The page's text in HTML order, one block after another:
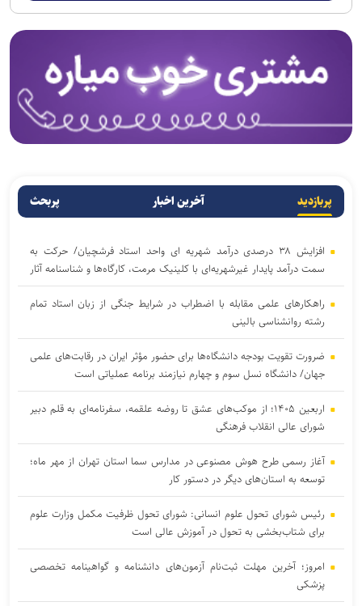
پربازدید آخرین اخبار پربحث
افزایش ۳۸ درصدی درآمد شهریه ای واحد استاد فرشچیان/ حرکت به
سمت درآمد پایدار غیرشهریه‌ای با کلینیک مرمت، کارگاه‌ها و شناسنامه آثار
راهکارهای علمی مقابله با اضطراب در شرایط جنگی از زبان استاد تمام
رشته روانشناسی بالینی
ضرورت تقویت بودجه دانشگاه‌ها برای حضور مؤثر ایران در رقابت‌های علمی
جهان/ دانشگاه نسل سوم و چهارم نیازمند برنامه عملیاتی است
اربعین ۱۴۰۵؛ از موکب‌های عشق تا روضه علقمه، سفرنامه‌ای به قلم دبیر
شورای عالی انقلاب فرهنگی
آغاز رسمی طرح هوش مصنوعی در مدارس سما استان تهران از مهر ماه؛
توسعه به استان‌های دیگر در دستور کار
رئیس شورای تحول علوم انسانی: شورای تحول ظرفیت مکمل وزارت علوم
برای شتاب‌بخشی به تحول در آموزش عالی است
امروز؛ آخرین مهلت ثبت‌نام آزمون‌های دانشنامه و گواهینامه تخصصی
پزشکی